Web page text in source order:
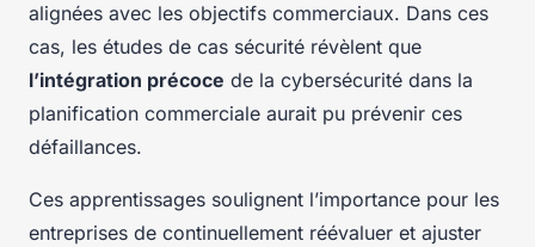
alignées avec les objectifs commerciaux. Dans ces
cas, les études de cas sécurité révèlent que
l’intégration précoce de la cybersécurité dans la
planification commerciale aurait pu prévenir ces
défaillances.
Ces apprentissages soulignent l’importance pour les
entreprises de continuellement réévaluer et ajuster